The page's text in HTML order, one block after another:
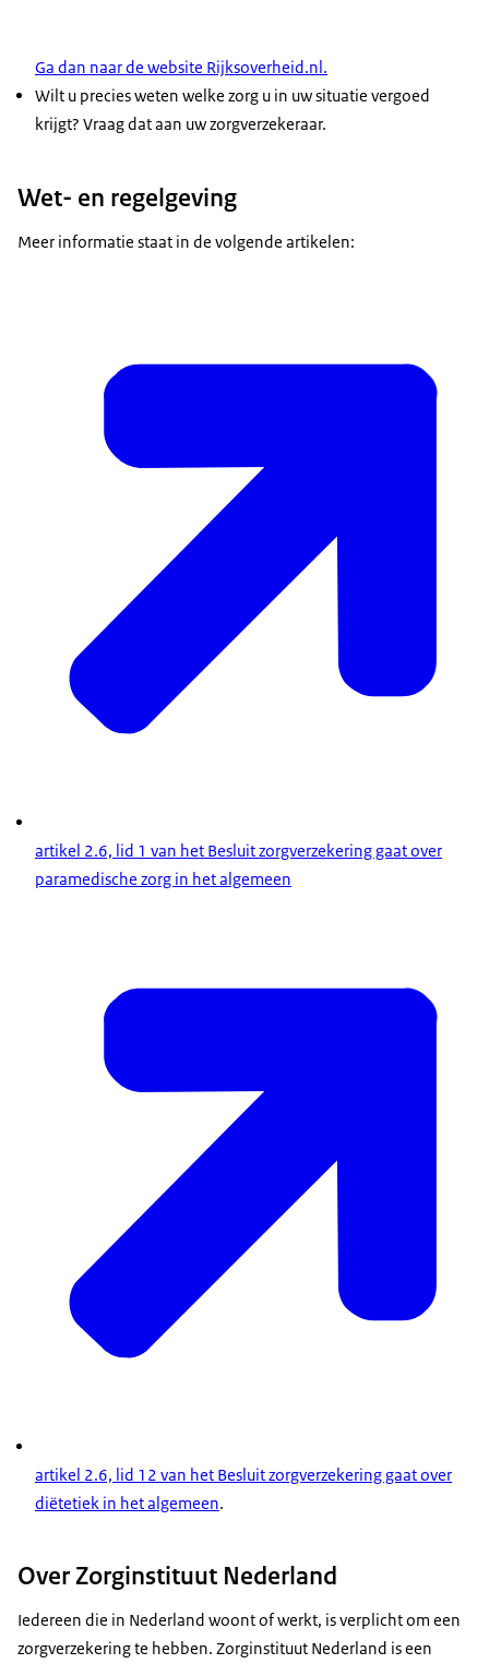
Ga dan naar de website Rijksoverheid.nl.
Wilt u precies weten welke zorg u in uw situatie vergoed
krijgt? Vraag dat aan uw zorgverzekeraar.
Wet- en regelgeving
Meer informatie staat in de volgende artikelen:
artikel 2.6, lid 1 van het Besluit zorgverzekering gaat over
paramedische zorg in het algemeen
artikel 2.6, lid 12 van het Besluit zorgverzekering gaat over
diëtetiek in het algemeen.
Over Zorginstituut Nederland
Iedereen die in Nederland woont of werkt, is verplicht om een
zorgverzekering te hebben. Zorginstituut Nederland is een